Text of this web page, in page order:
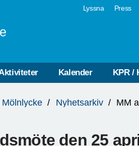
Lyssna Press
Kalender KPR /
Nyhetsarkiv MM
den 25